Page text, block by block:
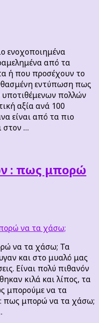
ενοχοποιημένα
από τα
ή που προσέχουν το
εντύπωση πως
πολλών
αξία ανά 100
είναι από τα πιο
στον …
: πως μπορώ
να τα χάσω; Τα
και στο μυαλό μας
Είναι πολύ πιθανόν
κιλά και λίπος, τα
μπορούμε να τα
: πως μπορώ να τα χάσω;